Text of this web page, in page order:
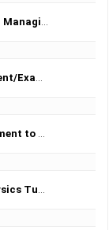
at 7:00 PM
solution!
expert!
Course